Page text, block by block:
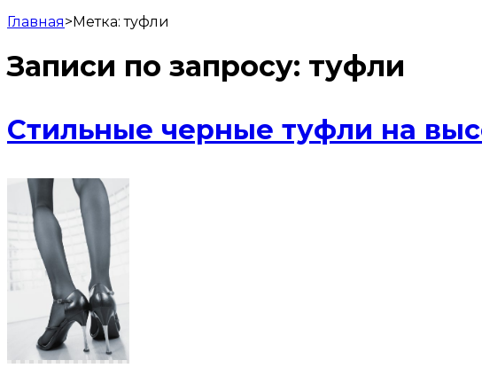
Главная>Метка:туфли
Записи по запросу: туфли
Стильные черные туфли на